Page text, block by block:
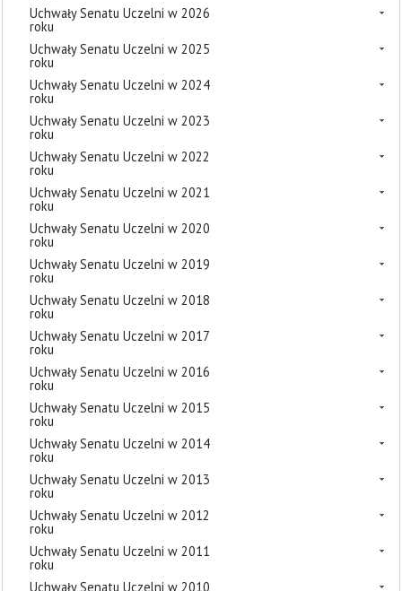
Uchwały Senatu Uczelni w 2026
roku
Uchwały Senatu Uczelni w 2025
roku
Uchwały Senatu Uczelni w 2024
roku
Uchwały Senatu Uczelni w 2023
roku
Uchwały Senatu Uczelni w 2022
roku
Uchwały Senatu Uczelni w 2021
roku
Uchwały Senatu Uczelni w 2020
roku
Uchwały Senatu Uczelni w 2019
roku
Uchwały Senatu Uczelni w 2018
roku
Uchwały Senatu Uczelni w 2017
roku
Uchwały Senatu Uczelni w 2016
roku
Uchwały Senatu Uczelni w 2015
roku
Uchwały Senatu Uczelni w 2014
roku
Uchwały Senatu Uczelni w 2013
roku
Uchwały Senatu Uczelni w 2012
roku
Uchwały Senatu Uczelni w 2011
roku
Uchwały Senatu Uczelni w 2010